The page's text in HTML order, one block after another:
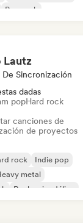
Pop rock
Lautz
De Sincronización
dadas
popHard rock
canciones de
de proyectos
rock
Indie pop
metal
Rock psicodélico